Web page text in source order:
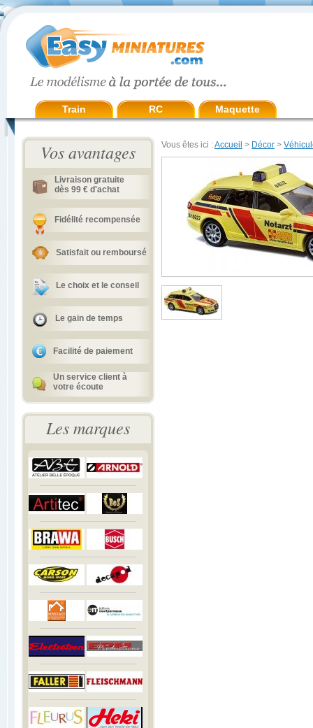
Train RC Maquette
Vos avantages
Livraison gratuite
dès 99 € d'achat
Fidélité recompensée
Satisfait ou remboursé
Le choix et le conseil
Le gain de temps
Facilité de paiement
Un service client à
votre écoute
Les marques
Vous êtes ici :Accueil > Décor >